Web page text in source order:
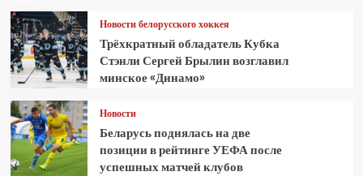
Новости белорусского хоккея
Трёхкратный обладатель Кубка
Стэнли Сергей Брылин возглавил
минское «Динамо»
Новости
Беларусь поднялась на две
позиции в рейтинге УЕФА после
успешных матчей клубов